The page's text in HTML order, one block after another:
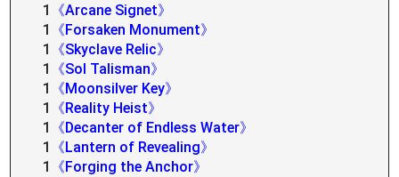
1
《Arcane Signet》
1
《Forsaken Monument》
1
《Skyclave Relic》
1
《Sol Talisman》
1
《Moonsilver Key》
1
《Reality Heist》
1
《Decanter of Endless Water》
1
《Lantern of Revealing》
1
《Forging the Anchor》